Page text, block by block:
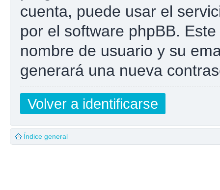
cuenta, puede usar el
por el software phpBB.
nombre de usuario y su
generará una nueva
Volver a identificarse
Índice general